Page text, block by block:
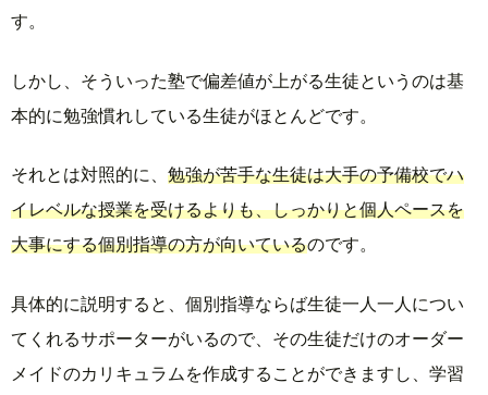
す。
しかし、そういった塾で偏差値が上がる生徒というのは基
本的に勉強慣れしている生徒がほとんどです。
それとは対照的に、 勉強が苦手な生徒は大手の予備校でハ
イレベルな授業を受けるよりも、しっかりと個人ペースを
大事にする個別指導の方が向いているのです。
具体的に説明すると、個別指導ならば生徒一人一人につい
てくれるサポーターがいるので、その生徒だけのオーダー
メイドのカリキュラムを作成することができますし、学習